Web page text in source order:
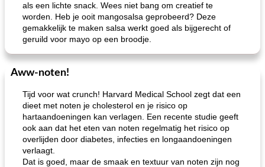
loco mokka havermout rustieke dorpspizza
als een lichte snack. Wees niet bang om creatief te
worden. Heb je ooit mangosalsa geprobeerd? Deze
gemakkelijk te maken salsa werkt goed als bijgerecht of
geruild voor mayo op een broodje.
Aww-noten!
Tijd voor wat crunch! Harvard Medical School zegt dat een
dieet met noten je cholesterol en je risico op
hartaandoeningen kan verlagen. Een recente studie geeft
ook aan dat het eten van noten regelmatig het risico op
overlijden door diabetes, infecties en longaandoeningen
verlaagt.
Dat is goed, maar de smaak en textuur van noten zijn nog